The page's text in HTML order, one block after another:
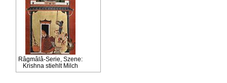
Râgmâlâ-Serie, Szene:
Krishna stiehlt Milch